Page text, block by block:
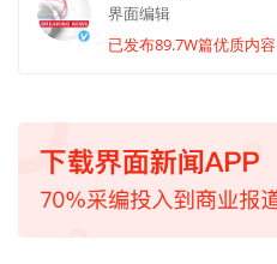
界面编辑
已发布89.7W篇优质内容